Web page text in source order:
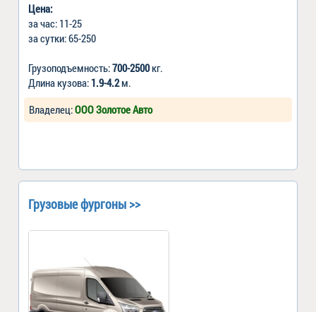
Цена:
за час: 11-25
за сутки: 65-250
Грузоподъемность:700-2500кг.
Длина кузова: 1.9-4.2м.
Владелец:ООО Золотое Авто
Грузовые фургоны >>